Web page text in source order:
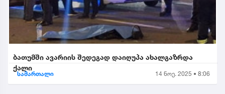
ბათუმში ავარიის შედეგად დაიღუპა ახალგაზრდა
ქალი
სამართალი 14 ნოე. 2025 • 8:06